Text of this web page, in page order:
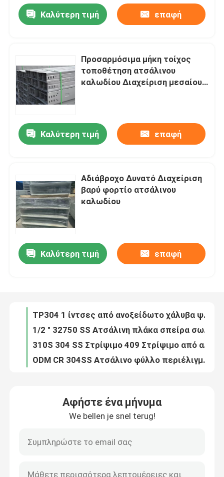
Σπίτι
Προϊόντα
Βίντεο
Επισκέψεις στο εργοστάσιο
Έλεγχος ποιότητας
Ζητήστε μια προσφορά
Μέταλλο φύλλων ανοξείδωτου
Μεταλλικός σωλήνας από ανοξείδωτο χάλυβα
Καλύτερη τιμή επαφή
Προσαρμόσιμα μήκη τοίχος
τοποθέτηση ατσάλινου
καλωδίου Διαχείριση μεσαίου
Καλύτερη τιμή επαφή
Αδιάβροχο Δυνατό Διαχείριση
βαρύ φορτίο ατσάλινου
καλωδίου
Καλύτερη τιμή επαφή
TP304 1 ίντσες από ανοξείδωτο χάλυβα ψυχρά κυλίνδρους σωλήνες A269 A213 Standard γυαλισμένο
Επεξεργασία επιφάνειας AISI 430SS θερμής έλασης από χαλύβδινο χαλύβδινο
Ζεστό έλασμα 2205 από ανοξείδωτο χάλυβα 4mm 6mm 8mm 1000-2000mm
Αφήστε ένα μήνυμα
We bellen je snel terug!